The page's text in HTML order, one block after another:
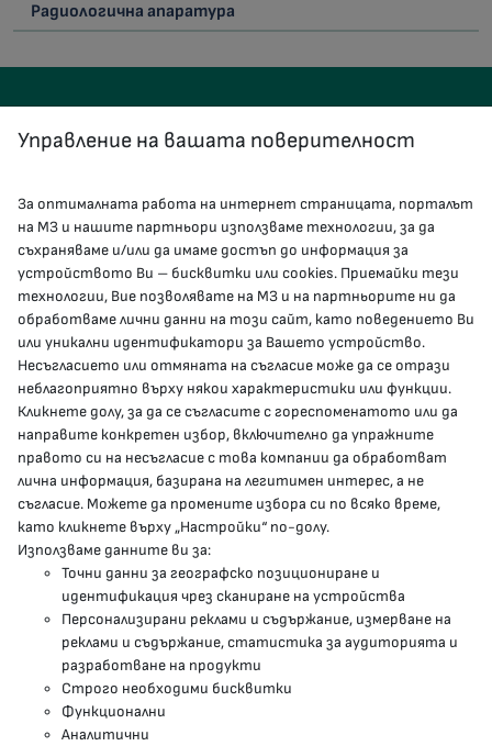
Радиологична апаратура
КОНТАКТИ
гр.София, 1000, пл. „Света Неделя“ №5
delovodstvo@mh.government.bg
presscenter@mh.government.bg
МЗ В СОЦИАЛНИТЕ МРЕЖИ
Facebook страница
Instragram профил
YouTube канал
Threads профил
Карта на сайта
Управление на вашата поверителност
За оптималната работа на интернет страницата, порталът
на МЗ и нашите партньори използваме технологии, за да
съхраняваме и/или да имаме достъп до информация за
устройството Ви – бисквитки или cookies. Приемайки тези
технологии, Вие позволявате на МЗ и на партньорите ни да
обработваме лични данни на този сайт, като поведението Ви
или уникални идентификатори за Вашето устройство.
Несъгласието или отмяната на съгласие може да се отрази
неблагоприятно върху някои характеристики или функции.
Кликнете долу, за да се съгласите с гореспоменатото или да
направите конкретен избор, включително да упражните
правото си на несъгласие с това компании да обработват
лична информация, базирана на легитимен интерес, а не
съгласие. Можете да промените избора си по всяко време,
като кликнете върху „Настройки“ по-долу.
Използваме данните ви за:
Точни данни за географско позициониране и
идентификация чрез сканиране на устройства
Персонализирани реклами и съдържание, измерване на
реклами и съдържание, статистика за аудиторията и
разработване на продукти
Строго необходими бисквитки
Функционални
Аналитични